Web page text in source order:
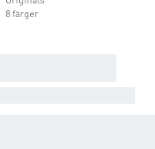
8 färger